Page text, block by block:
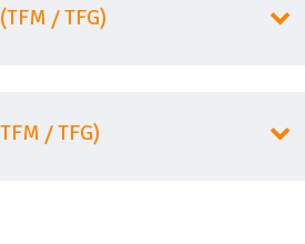
/ TFG)
/ TFG)